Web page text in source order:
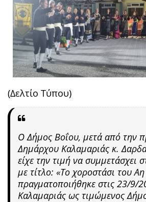
(Δελτίο Τύπου)
Ο Δήμος Βοΐου, μετά από την
Δημάρχου Καλαμαριάς κ.
είχε την τιμή να συμμετάσχει
με τίτλο: «Το χοροστάσι του
πραγματοποιήθηκε στις 23/9/
Καλαμαριάς ως τιμώμενος